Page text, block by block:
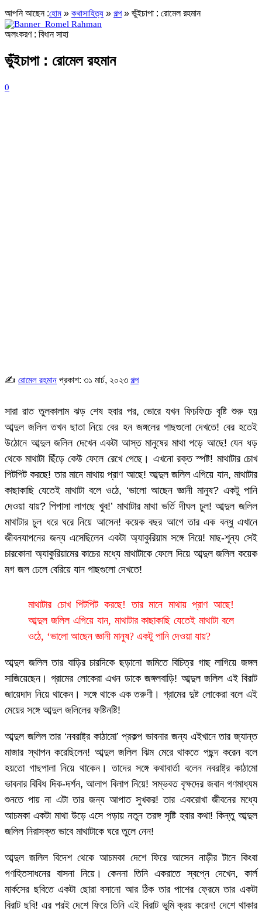
আপনি আছেন :হোম » কথাসাহিত্য » গল্প » ভুঁইচাপা : রোমেল রহমান
অলংকরণ : বিধান সাহা
ভুঁইচাপা : রোমেল রহমান
0
✍ রোমেল রহমান প্রকাশ: ৩১ মার্চ, ২০২৩ গল্প
সারা রাত তুলকালাম ঝড় শেষ হবার পর, ভোরে যখন ফিচফিচে বৃষ্টি শুরু হয়
আব্দুল জলিল তখন ছাতা নিয়ে বের হন জঙ্গলের গাছগুলো দেখতে! বের হতেই
উঠোনে আব্দুল জলিল দেখেন একটা আস্ত মানুষের মাথা পড়ে আছে! যেন ধড়
থেকে মাথাটা ছিঁড়ে কেউ ফেলে রেখে গেছে। এখনো রক্ত স্পষ্ট! মাথাটার চোখ
পিটপিট করছে! তার মানে মাথায় প্রাণ আছে! আব্দুল জলিল এগিয়ে যান, মাথাটার
কাছাকাছি যেতেই মাথাটা বলে ওঠে, ‘ভালো আছেন জ্ঞানী মানুষ? একটু পানি
দেওয়া যায়? পিপাসা লাগছে খুব!’ মাথাটার মাথা ভর্তি দীঘল চুল! আব্দুল জলিল
মাথাটার চুল ধরে ঘরে নিয়ে আসেন! কয়েক বছর আগে তার এক বন্ধু এখানে
জীবনযাপনের জন্য এসেছিলেন একটা অ্যাকুরিয়াম সঙ্গে নিয়ে! মাছ-শূন্য সেই
চারকোনা অ্যাকুরিয়ামের কাচের মধ্যে মাথাটাকে ফেলে দিয়ে আব্দুল জলিল কয়েক
মগ জল ঢেলে বেরিয়ে যান গাছগুলো দেখতে!
মাথাটার চোখ পিটপিট করছে! তার মানে মাথায় প্রাণ আছে!
আব্দুল জলিল এগিয়ে যান, মাথাটার কাছাকাছি যেতেই মাথাটা বলে
ওঠে, ‘ভালো আছেন জ্ঞানী মানুষ? একটু পানি দেওয়া যায়?
আব্দুল জলিল তার বাড়ির চারদিকে ছড়ানো জমিতে বিচিত্র গাছ লাগিয়ে জঙ্গল
সাজিয়েছেন। গ্রামের লোকেরা এখন ডাকে জঙ্গলবাড়ি! আব্দুল জলিল এই বিরাট
জায়েদাদ নিয়ে থাকেন। সঙ্গে থাকে এক তরুণী। গ্রামের দুষ্ট লোকেরা বলে এই
মেয়ের সঙ্গে আব্দুল জলিলের ফষ্টিনষ্টি!
আব্দুল জলিল তার ‘নবরাষ্ট্র কাঠামো’ প্রকল্প ভাবনার জন্য এইখানে তার জ্যান্ত
মাজার স্থাপন করেছিলেন! আব্দুল জলিল ঝিম মেরে থাকতে পছন্দ করেন বলে
হয়তো গাছপালা নিয়ে থাকেন। তাদের সঙ্গে কথাবার্তা বলেন নবরাষ্ট্র কাঠামো
ভাবনার বিবিধ দিক-দর্শন, আলাপ বিলাপ নিয়ে! সম্ভবত বৃক্ষদের জবান গণমাধ্যম
শুনতে পায় না এটা তার জন্য আপাত সুখকর! তার একরোখা জীবনের মধ্যে
আচমকা একটা মাথা উড়ে এসে পড়ায় নতুন তরঙ্গ সৃষ্টি হবার কথা! কিন্তু আব্দুল
জলিল নিরাসক্ত ভাবে মাথাটাকে ঘরে তুলে নেন!
আব্দুল জলিল বিদেশ থেকে আচমকা দেশে ফিরে আসেন নাড়ীর টানে কিংবা
গণহিতসাধনের বাসনা নিয়ে। কেননা তিনি একরাতে স্বপ্নে দেখেন, কার্ল
মার্কসের ছবিতে একটা ছোরা বসানো আর ঠিক তার পাশের ফ্রেমে তার একটা
বিরাট ছবি! এর পরই দেশে ফিরে তিনি এই বিরাট ভূমি ক্রয় করেন! দেশে থাকার